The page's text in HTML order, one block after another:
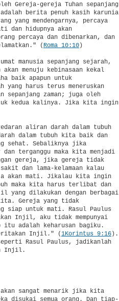
Gereja-gereja Tuhan sepanjang
berita penuh kasih karunia
yang mendengarnya, percaya
dan hidupnya akan
percaya dan dibenarkan, dan
(
Roma 10:10)
manusia sepanjang sejarah,
akan menuju kebinasaan kekal
baik apapun untuk
yang harus terus meneruskan
sepanjang zaman; juga oleh
kedua kalinya. Jika kita ingin
aliran darah dalam tubuh
dalam tubuh kita baik dan
sehat. Sebaliknya jika
dan terganggu maka kita menjadi
gereja, jika gereja tidak
dan lama-kelamaan kalau
akan mati. Jikalau kita ingin
maka kita harus terlibat dan
yang dilakukan dengan berbagai
Gereja yang tidak
siap untuk mati. Rasul Paulus
Injil, aku tidak mempunyai
itu adalah keharusan bagiku.
Injil." (
1Korintus 9:16).
Rasul Paulus, jadikanlah
Injil.
sangat menarik jika kita
disukai semua orang. Dan tiap-